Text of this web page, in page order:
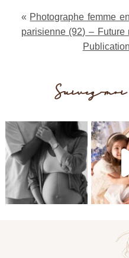
« Photographe femme
parisienne (92) –
Suivez-moi